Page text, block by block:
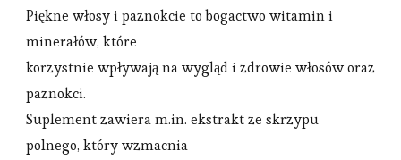
Piękne włosy i paznokcie to bogactwo witamin i
minerałów, które
korzystnie wpływają na wygląd i zdrowie włosów oraz
paznokci.
Suplement zawiera m.in. ekstrakt ze skrzypu
polnego, który wzmacnia